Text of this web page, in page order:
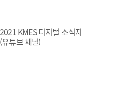
2021 KMES 디지털 소식지
(유튜브 채널)